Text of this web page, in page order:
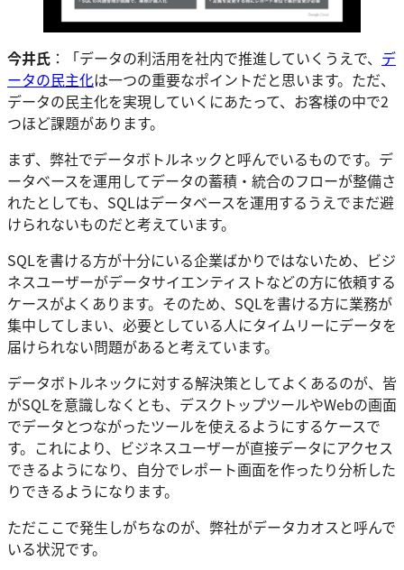
今井氏 ：「データの利活用を社内で推進していくうえで、 デ
ータの民主化は一つの重要なポイントだと思います。ただ、
データの民主化を実現していくにあたって、お客様の中で2
つほど課題があります。
まず、弊社でデータボトルネックと呼んでいるものです。デ
ータベースを運用してデータの蓄積・統合のフローが整備さ
れたとしても、SQLはデータベースを運用するうえでまだ避
けられないものだと考えています。
SQLを書ける方が十分にいる企業ばかりではないため、ビジ
ネスユーザーがデータサイエンティストなどの方に依頼する
ケースがよくあります。そのため、SQLを書ける方に業務が
集中してしまい、必要としている人にタイムリーにデータを
届けられない問題があると考えています。
データボトルネックに対する解決策としてよくあるのが、皆
がSQLを意識しなくとも、デスクトップツールやWebの画面
でデータとつながったツールを使えるようにするケースで
す。これにより、ビジネスユーザーが直接データにアクセス
できるようになり、自分でレポート画面を作ったり分析した
りできるようになります。
ただここで発生しがちなのが、弊社がデータカオスと呼んで
いる状況です。